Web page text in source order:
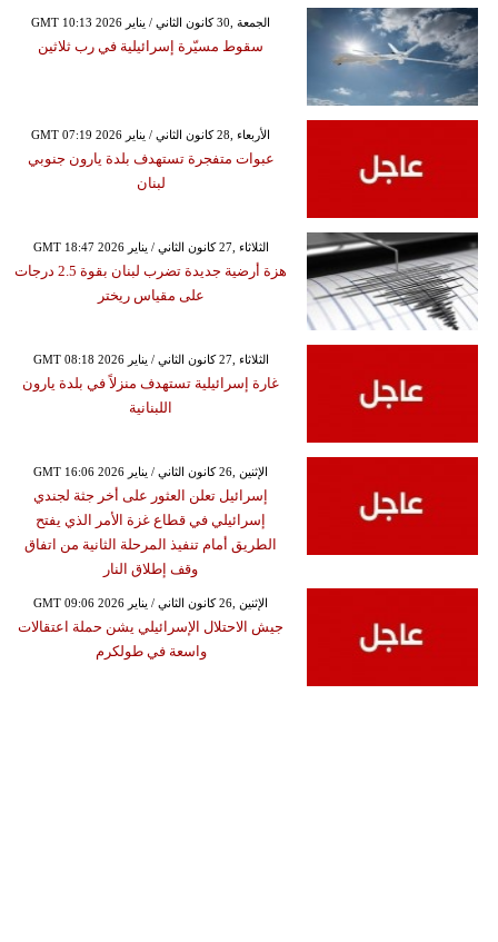
GMT 10:13 2026 الجمعة ,30 كانون الثاني / يناير
سقوط مسيّرة إسرائيلية في رب ثلاثين
GMT 07:19 2026 الأربعاء ,28 كانون الثاني / يناير
عبوات متفجرة تستهدف بلدة يارون جنوبي
لبنان
GMT 18:47 2026 الثلاثاء ,27 كانون الثاني / يناير
هزة أرضية جديدة تضرب لبنان بقوة 2.5 درجات
على مقياس ريختر
GMT 08:18 2026 الثلاثاء ,27 كانون الثاني / يناير
غارة إسرائيلية تستهدف منزلاً في بلدة يارون
اللبنانية
GMT 16:06 2026 الإثنين ,26 كانون الثاني / يناير
إسرائيل تعلن العثور على أخر جثة لجندي
إسرائيلي في قطاع غزة الأمر الذي يفتح
الطريق أمام تنفيذ المرحلة الثانية من اتفاق
وقف إطلاق النار
GMT 09:06 2026 الإثنين ,26 كانون الثاني / يناير
جيش الاحتلال الإسرائيلي يشن حملة اعتقالات
واسعة في طولكرم